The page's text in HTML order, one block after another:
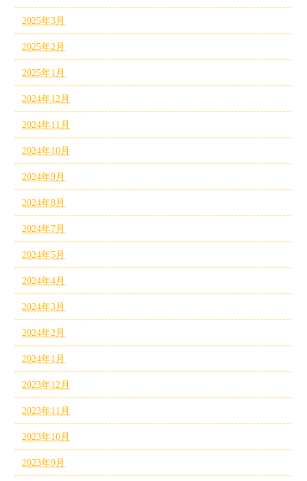
2025年3月
2025年2月
2025年1月
2024年12月
2024年11月
2024年10月
2024年9月
2024年8月
2024年7月
2024年5月
2024年4月
2024年3月
2024年2月
2024年1月
2023年12月
2023年11月
2023年10月
2023年9月